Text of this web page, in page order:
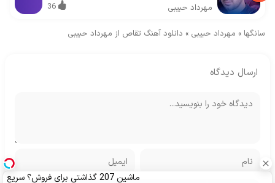
مهرداد حبیبی 36
سانگها » مهرداد حبیبی » دانلود آهنگ تقاص از مهرداد حبیبی
ارسال دیدگاه
ماشین 207 گذاشتی برای فروش؟ سریع